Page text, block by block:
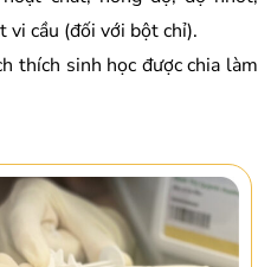
vi cầu (đối với bột chỉ).
thích sinh học được chia làm